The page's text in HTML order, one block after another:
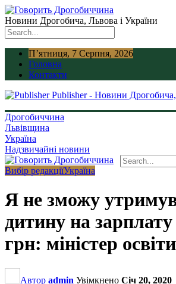
Новини Дрогобича, Львова і України
П’ятниця, 7 Серпня, 2026
Головна
Контакти
Publisher - Новини Дрогобича,
Дрогобиччина
Львівщина
Україна
Надзвичайні новини
Вибір редакціїУкраїна
Я не зможу
дитину на
грн: міністер
Автор admin Увімкнено Січ 20, 2020